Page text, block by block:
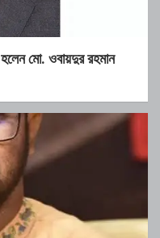
মো. ওবায়দুর রহমান